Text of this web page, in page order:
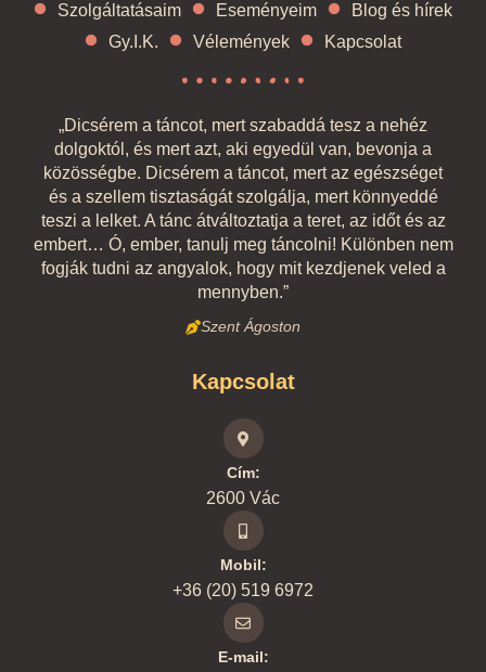
Szolgáltatásaim
Eseményeim
Blog és hírek
Gy.I.K.
Vélemények Kapcsolat
„Dicsérem a táncot, mert szabaddá tesz a nehéz
dolgoktól, és mert azt, aki egyedül van, bevonja a
közösségbe. Dicsérem a táncot, mert az egészséget
és a szellem tisztaságát szolgálja, mert könnyeddé
teszi a lelket. A tánc átváltoztatja a teret, az időt és az
embert… Ó, ember, tanulj meg táncolni! Különben nem
fogják tudni az angyalok, hogy mit kezdjenek veled a
mennyben.”
Szent Ágoston
Kapcsolat
Cím:
2600 Vác
Mobil:
+36 (20) 519 6972
E-mail: